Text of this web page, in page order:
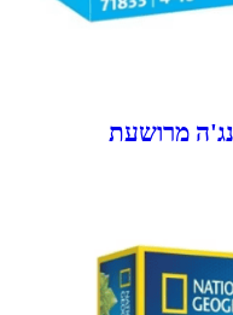
מרושעת